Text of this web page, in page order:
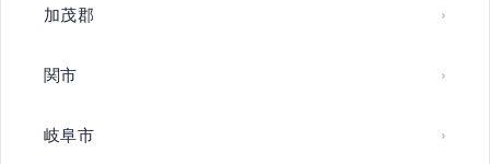
加茂郡
関市
岐阜市